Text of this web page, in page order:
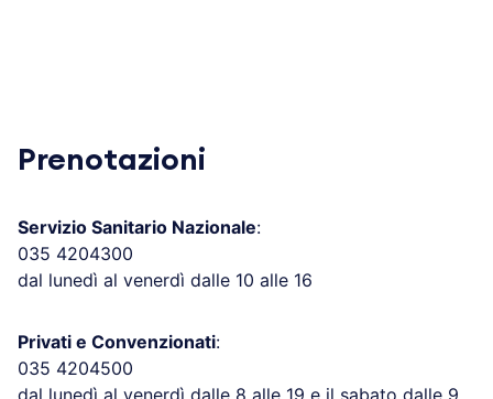
Prenotazioni
Servizio Sanitario Nazionale:
035 4204300
dal lunedì al venerdì dalle 10 alle 16
Privati e Convenzionati:
035 4204500
dal lunedì al venerdì dalle 8 alle 19 e il sabato dalle 9